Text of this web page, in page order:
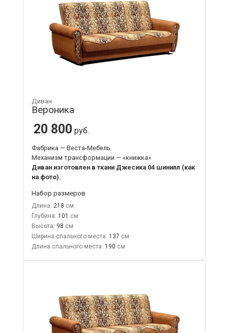
Диван
Вероника
20 800 руб.
Фабрика — Веста-Мебель
Механизм трансформации — «книжка»
Диван изготовлен в ткани Джесика 04 шинилл (как
на фото).
Набор размеров
Длина: 218
Глубина: 101
Высота: 98
Ширина спального места: 137
Длина спального места: 190